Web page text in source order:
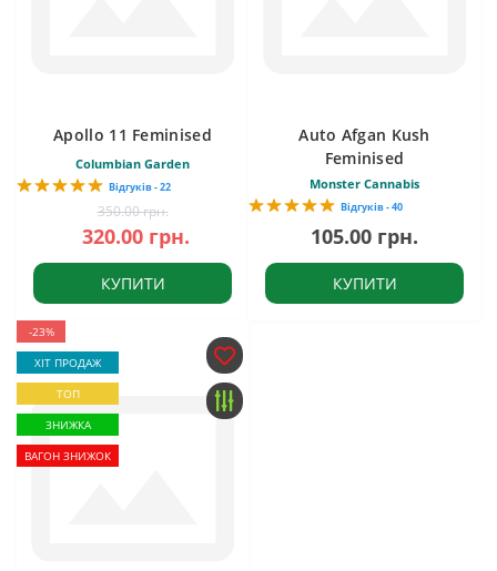
Apollo 11 Feminised
Columbian Garden
Відгуків - 22
350.00 грн.
320.00 грн.
КУПИТИ
Auto Afgan Kush
Feminised
Monster Cannabis
Відгуків - 40
105.00 грн.
КУПИТИ
-23%
ХІТ ПРОДАЖ
ТОП
ЗНИЖКА
ВАГОН ЗНИЖОК